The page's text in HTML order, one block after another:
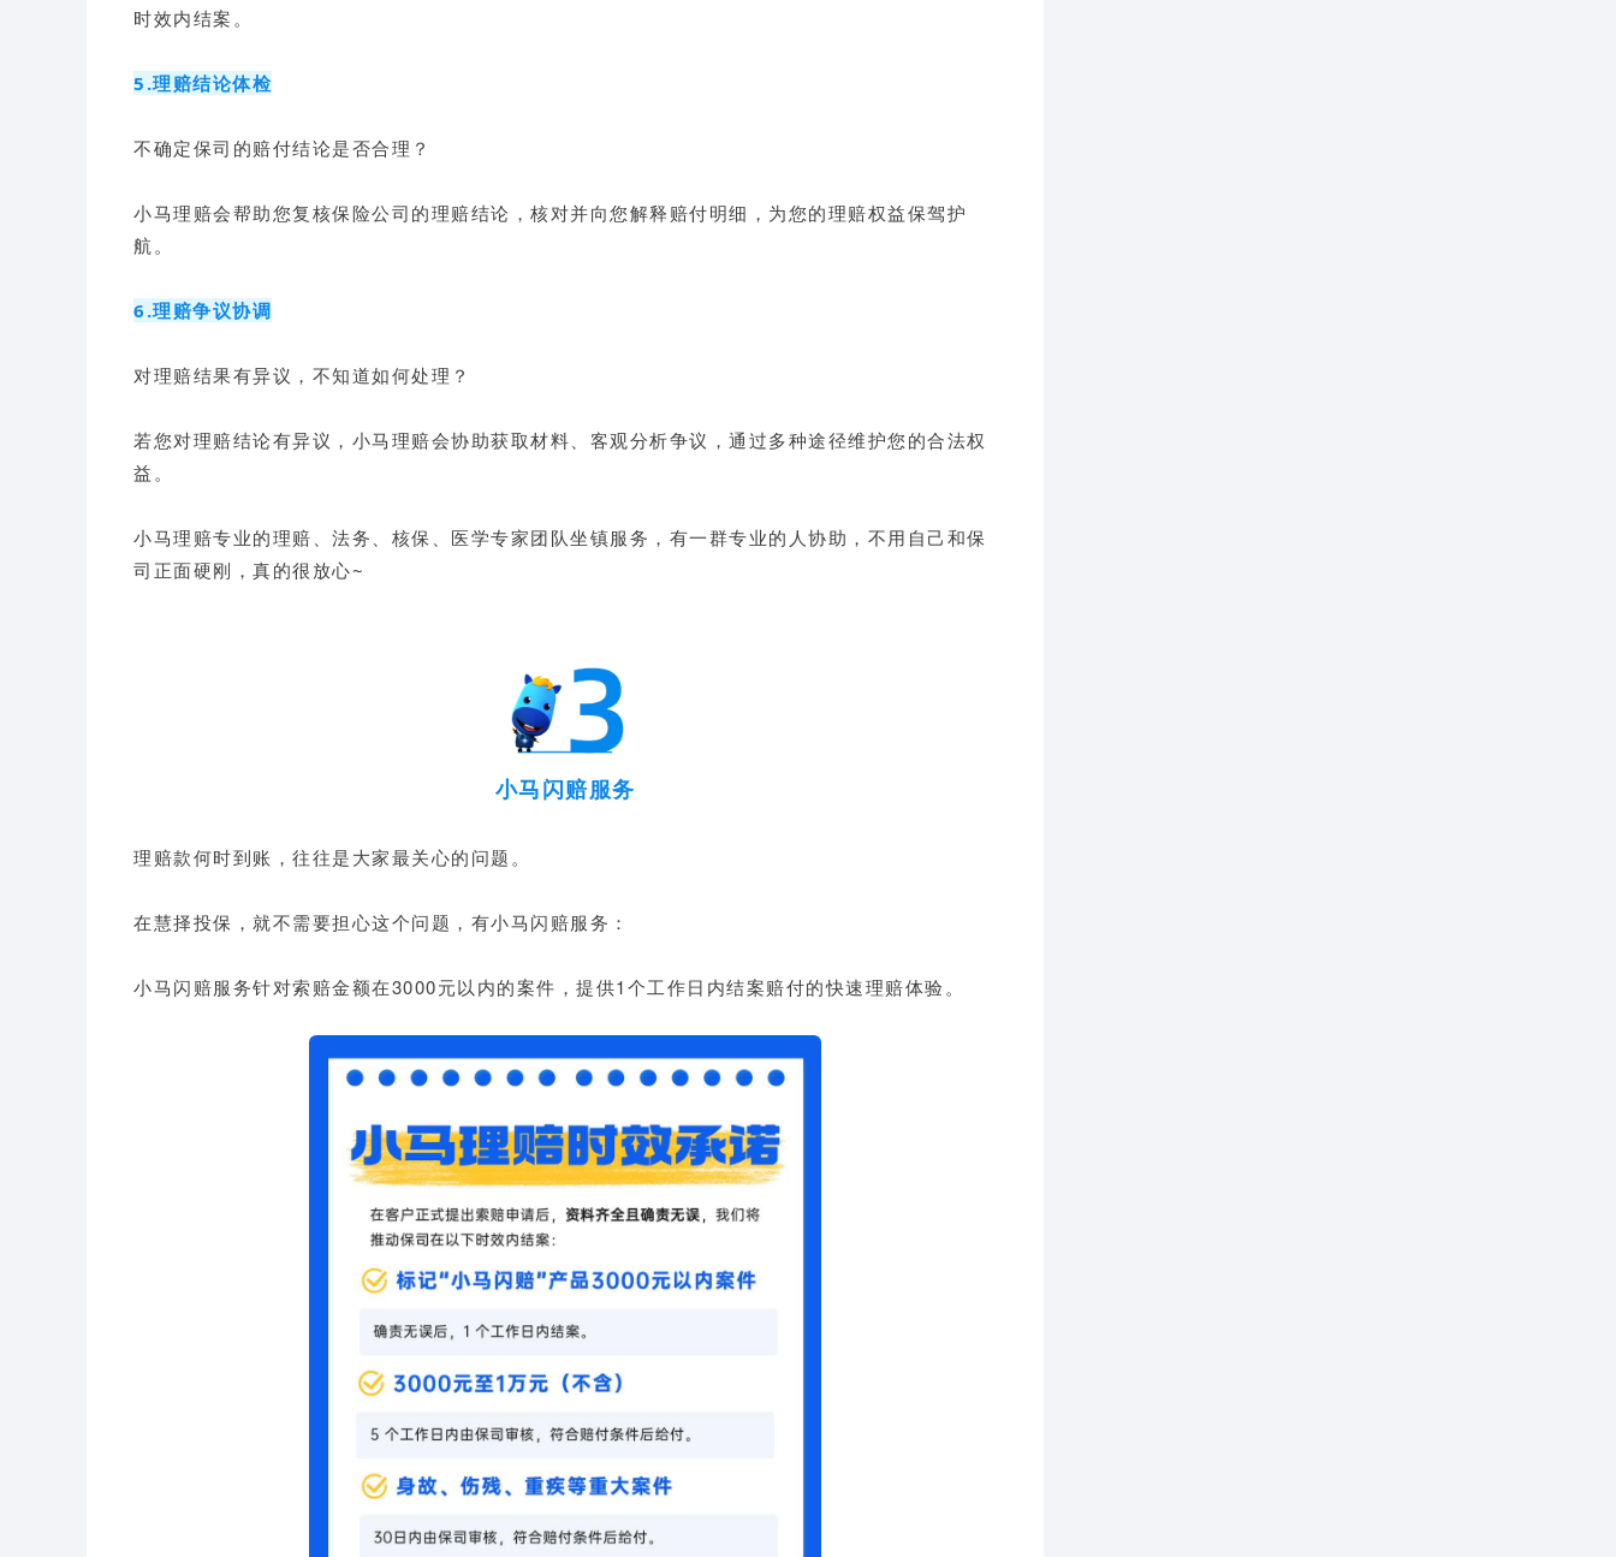
时效内结案。
5.理赔结论体检
不确定保司的赔付结论是否合理？
小马理赔会帮助您复核保险公司的理赔结论，核对并向您解释赔付明细，为您的理赔权益保驾护
航。
6.理赔争议协调
对理赔结果有异议，不知道如何处理？
若您对理赔结论有异议，小马理赔会协助获取材料、客观分析争议，通过多种途径维护您的合法权
益。
小马理赔专业的理赔、法务、核保、医学专家团队坐镇服务，有一群专业的人协助，不用自己和保
司正面硬刚，真的很放心~
小马闪赔服务
理赔款何时到账，往往是大家最关心的问题。
在慧择投保，就不需要担心这个问题，有小马闪赔服务：
小马闪赔服务针对索赔金额在3000元以内的案件，提供1个工作日内结案赔付的快速理赔体验。